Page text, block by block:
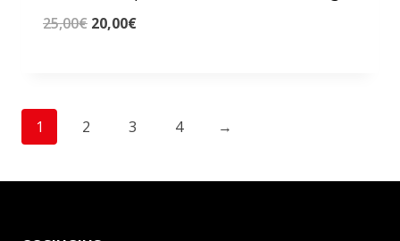
25,00€ Il
25,00€.
20,00€Il
20,00€.
1 2 3 4 →